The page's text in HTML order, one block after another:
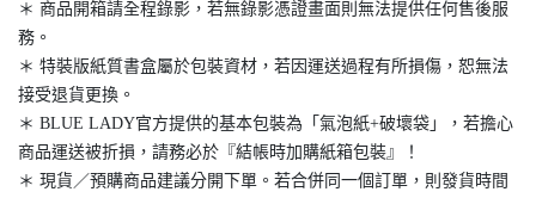
＊ 商品開箱請全程錄影，若無錄影憑證畫面則無法提供任何售後服
務。
＊ 特裝版紙質書盒屬於包裝資材，若因運送過程有所損傷，恕無法
接受退貨更換。
＊ BLUE LADY官方提供的基本包裝為「氣泡紙+破壞袋」，若擔心
商品運送被折損，請務必於『結帳時加購紙箱包裝』！
＊ 現貨／預購商品建議分開下單。若合併同一個訂單，則發貨時間